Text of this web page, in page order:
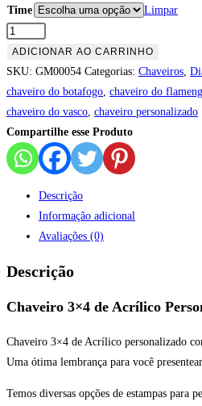
Time
Limpar
Chaveiro
Personalizado
Time
quantidade
ADICIONAR AO CARRINHO
SKU: GM00054 Categorias: Chaveiros
chaveiro do botafogo chaveiro do
chaveiro do vasco chaveiro personalizado
Compartilhe esse Produto
Descrição
Informação adicional
Avaliações (0)
Descrição
Chaveiro 3×4 de Acrílico
Chaveiro 3×4 de Acrílico personalizado
Uma ótima lembrança para você presentear
Temos diversas opções de estampas para